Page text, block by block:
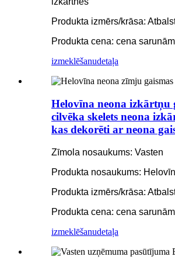
Produkta izmērs/krāsa:
Produkta cena: cena sarunām
izmeklēšanudetaļa
Helovīna neona izkārtņu
cilvēka skelets neona
kas dekorēti ar neona
Zīmola nosaukums: Vasten
Produkta nosaukums:
Produkta izmērs/krāsa:
Produkta cena: cena sarunām
izmeklēšanudetaļa